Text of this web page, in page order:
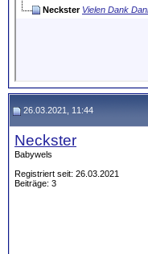
Neckster Vielen Dank
26.03.2021, 11:44
Neckster
Babywels
Registriert seit: 26.03.2021
Beiträge: 3